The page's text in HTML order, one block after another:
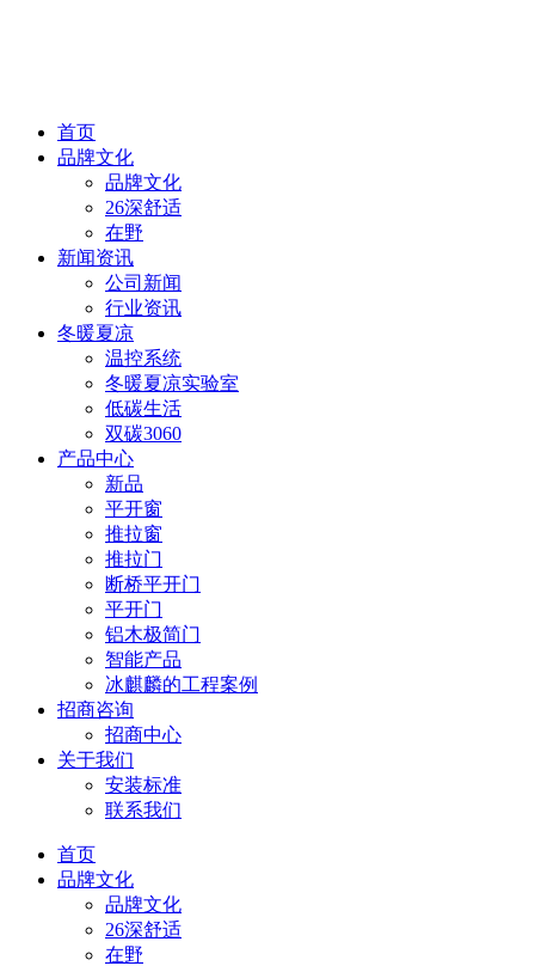
首页
品牌文化
品牌文化
26深舒适
在野
新闻资讯
公司新闻
行业资讯
冬暖夏凉
温控系统
冬暖夏凉实验室
低碳生活
双碳3060
产品中心
新品
平开窗
推拉窗
推拉门
断桥平开门
平开门
铝木极简门
智能产品
冰麒麟的工程案例
招商咨询
招商中心
关于我们
安装标准
联系我们
首页
品牌文化
品牌文化
26深舒适
在野